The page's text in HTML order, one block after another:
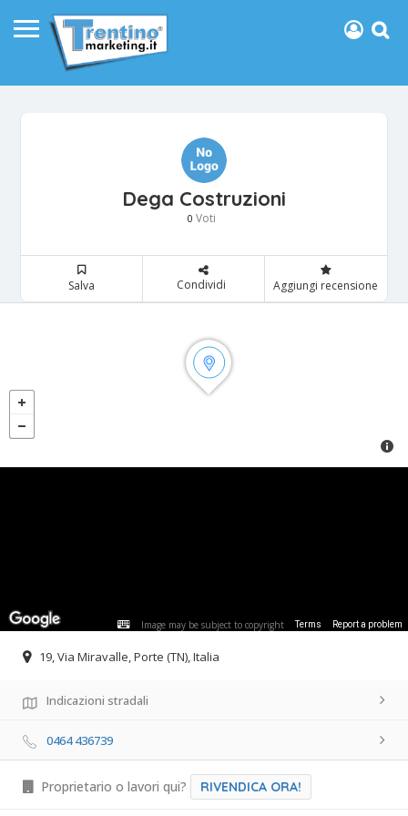
Dega Costruzioni
0 Voti
Salva Condividi Aggiungi recensione
Image may be subject to copyright Terms Report a problem
19, Via Miravalle, Porte (TN), Italia
Indicazioni stradali
0464 436739
Proprietario o lavori qui? RIVENDICA ORA!